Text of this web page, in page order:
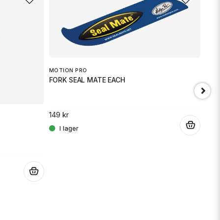
MOTION PRO
FORK SEAL MATE EACH
149 kr